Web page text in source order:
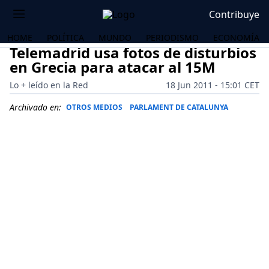
Contribuye
HOME POLÍTICA MUNDO PERIODISMO ECONOMÍA
Telemadrid usa fotos de disturbios
en Grecia para atacar al 15M
Lo + leído en la Red
18 Jun 2011 - 15:01 CET
Archivado en: OTROS MEDIOS PARLAMENT DE CATALUNYA